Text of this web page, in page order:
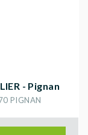
- Pignan
PIGNAN